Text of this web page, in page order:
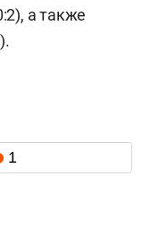
а также
1